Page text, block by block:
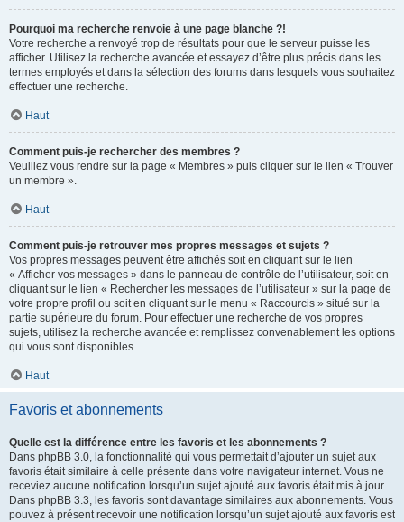
Pourquoi ma recherche renvoie à une page blanche ?!
Votre recherche a renvoyé trop de résultats pour que le serveur puisse les
afficher. Utilisez la recherche avancée et essayez d’être plus précis dans les
termes employés et dans la sélection des forums dans lesquels vous souhaitez
effectuer une recherche.
Haut
Comment puis-je rechercher des membres ?
Veuillez vous rendre sur la page « Membres » puis cliquer sur le lien « Trouver
un membre ».
Haut
Comment puis-je retrouver mes propres messages et sujets ?
Vos propres messages peuvent être affichés soit en cliquant sur le lien
« Afficher vos messages » dans le panneau de contrôle de l’utilisateur, soit en
cliquant sur le lien « Rechercher les messages de l’utilisateur » sur la page de
votre propre profil ou soit en cliquant sur le menu « Raccourcis » situé sur la
partie supérieure du forum. Pour effectuer une recherche de vos propres
sujets, utilisez la recherche avancée et remplissez convenablement les options
qui vous sont disponibles.
Haut
Favoris et abonnements
Quelle est la différence entre les favoris et les abonnements ?
Dans phpBB 3.0, la fonctionnalité qui vous permettait d’ajouter un sujet aux
favoris était similaire à celle présente dans votre navigateur internet. Vous ne
receviez aucune notification lorsqu’un sujet ajouté aux favoris était mis à jour.
Dans phpBB 3.3, les favoris sont davantage similaires aux abonnements. Vous
pouvez à présent recevoir une notification lorsqu’un sujet ajouté aux favoris est